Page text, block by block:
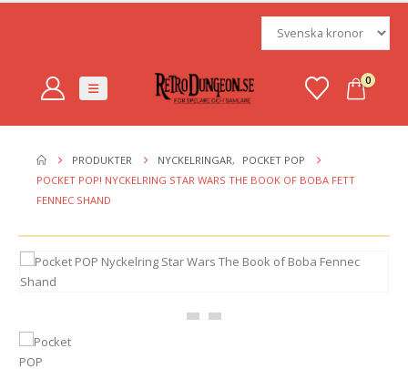
0
PRODUKTER NYCKELRINGAR,
POCKET POP
POCKET POP! NYCKELRING STAR WARS THE BOOK OF BOBA FETT
FENNEC SHAND